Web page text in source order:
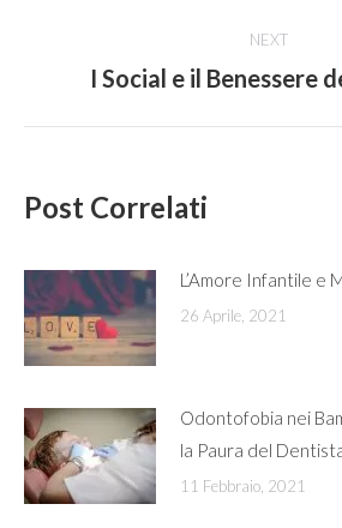
NEXT
Next
I Social e il Benessere
Post Correlati
L’Amore Infantile e
26 Aprile, 2021
Odontofobia nei
la Paura del
11 Febbraio, 2021